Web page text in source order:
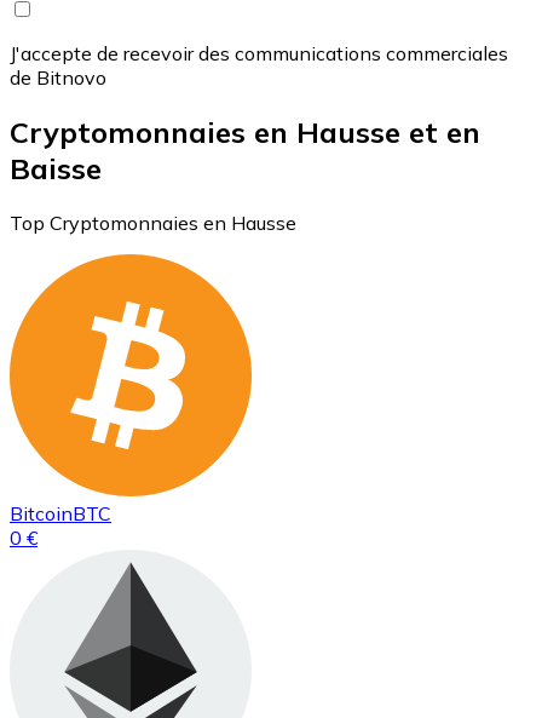
J'accepte de recevoir des communications commerciales
de Bitnovo
Cryptomonnaies en Hausse et en
Baisse
Top Cryptomonnaies en Hausse
BitcoinBTC
0 €